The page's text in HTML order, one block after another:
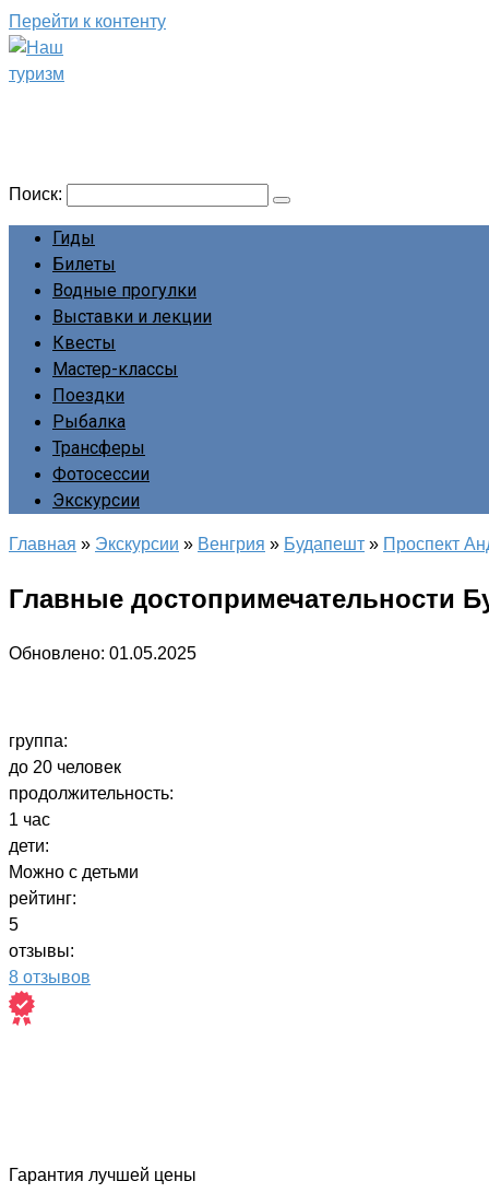
Перейти к контенту
Поиск:
Гиды
Билеты
Водные прогулки
Выставки и лекции
Квесты
Мастер-классы
Поездки
Рыбалка
Трансферы
Фотосессии
Экскурсии
Главная » Экскурсии » Венгрия » Будапешт » Проспект
Главные достопримечательности
Обновлено: 01.05.2025
группа:
до 20 человек
продолжительность:
1 час
дети:
Можно с детьми
рейтинг:
5
отзывы:
8 отзывов
Гарантия лучшей цены